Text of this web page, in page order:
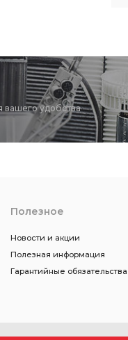
вашего удобства
Полезное
Новости и акции
Полезная информация
Гарантийные обязательства